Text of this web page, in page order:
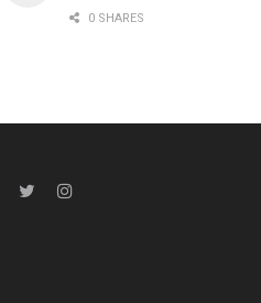
0 SHARES